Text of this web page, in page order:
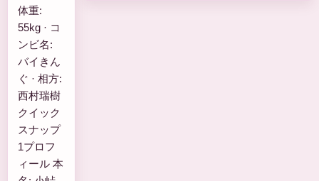
体重:
55kg · コ
ンビ名:
バイきん
ぐ · 相方:
西村瑞樹
クイック
スナップ
1プロフ
ィール 本